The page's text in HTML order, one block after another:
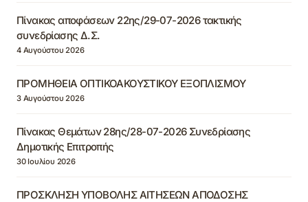
Πίνακας αποφάσεων 22ης/29-07-2026 τακτικής
συνεδρίασης Δ.Σ.
4 Αυγούστου 2026
ΠΡΟΜΗΘΕΙΑ ΟΠΤΙΚΟΑΚΟΥΣΤΙΚΟΥ ΕΞΟΠΛΙΣΜΟΥ
3 Αυγούστου 2026
Πίνακας Θεμάτων 28ης/28-07-2026 Συνεδρίασης
Δημοτικής Επιτροπής
30 Ιουλίου 2026
ΠΡΟΣΚΛΗΣΗ ΥΠΟΒΟΛΗΣ ΑΙΤΗΣΕΩΝ ΑΠΟΔΟΣΗΣ